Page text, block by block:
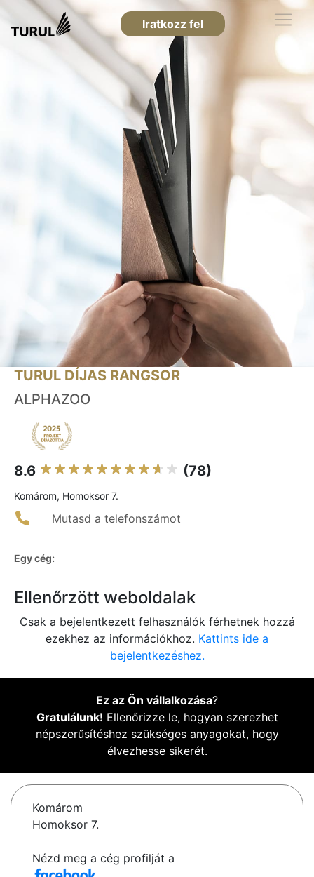
Iratkozz fel
TURUL DÍJAS RANGSOR
ALPHAZOO
8.6 (78)
Komárom, Homoksor 7.
Mutasd a telefonszámot
Egy cég:
Ellenőrzött weboldalak
Csak a bejelentkezett felhasználók férhetnek hozzá
ezekhez az információkhoz. Kattints ide a
bejelentkezéshez.
Ez az Ön vállalkozása?
Gratulálunk! Ellenőrizze le, hogyan szerezhet
népszerűsítéshez szükséges anyagokat, hogy
élvezhesse sikerét.
Komárom
Homoksor 7.
Nézd meg a cég profilját a